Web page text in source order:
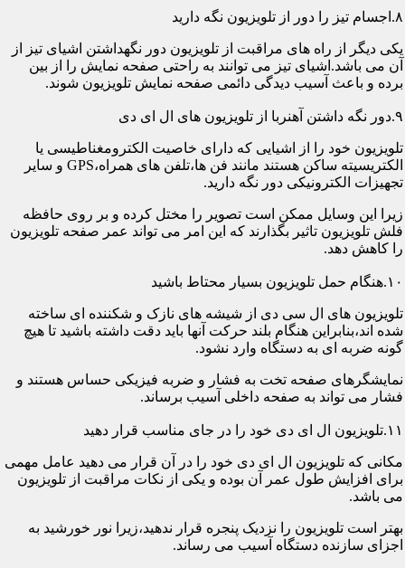
۸.اجسام تیز را دور از تلویزیون نگه دارید
یکی دیگر از راه های مراقبت از تلویزیون دور نگهداشتن اشیای تیز از
آن می باشد.اشیای تیز می توانند به راحتی صفحه نمایش را از بین
برده و باعث آسیب دیدگی دائمی صفحه نمایش تلویزیون شوند.
۹.دور نگه داشتن آهنربا از تلویزیون های ال ای دی
تلویزیون خود را از اشیایی که دارای خاصیت الکترومغناطیسی یا
الکتریسیته ساکن هستند مانند فن ها،تلفن های همراه،GPS و سایر
تجهیزات الکترونیکی دور نگه دارید.
زیرا این وسایل ممکن است تصویر را مختل کرده و بر روی حافظه
فلش تلویزیون تاثیر بگذارند که این امر می تواند عمر صفحه تلویزیون
را کاهش دهد.
۱۰.هنگام حمل تلویزیون بسیار محتاط باشید
تلویزیون های ال سی دی از شیشه های نازک و شکننده ای ساخته
شده اند،بنابراین هنگام بلند حرکت آنها باید دقت داشته باشید تا هیچ
گونه ضربه ای به دستگاه وارد نشود.
نمایشگرهای صفحه تخت به فشار و ضربه فیزیکی حساس هستند و
فشار می تواند به صفحه داخلی آسیب برساند.
۱۱.تلویزیون ال ای دی خود را در جای مناسب قرار دهید
مکانی که تلویزیون ال ای دی خود را در آن قرار می دهید عامل مهمی
برای افزایش طول عمر آن بوده و یکی از نکات مراقبت از تلویزیون
می باشد.
بهتر است تلویزیون را نزدیک پنجره قرار ندهید،زیرا نور خورشید به
اجزای سازنده دستگاه آسیب می رساند.